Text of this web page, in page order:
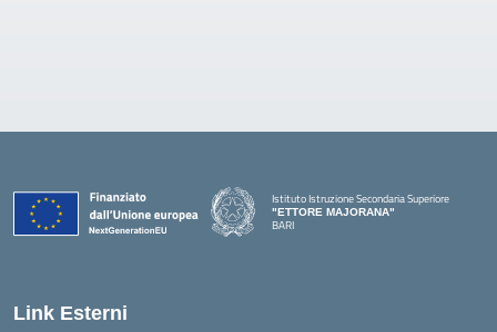
Istituto Istruzione Secondaria Superiore
"ETTORE MAJORANA"
BARI
Link Esterni